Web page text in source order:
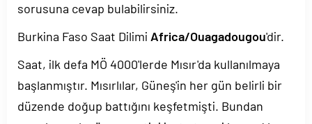
sorusuna cevap bulabilirsiniz.
Burkina Faso Saat Dilimi Africa/Ouagadougou'dir.
Saat, ilk defa MÖ 4000'lerde Mısır'da kullanılmaya
başlanmıştır. Mısırlılar, Güneş'in her gün belirli bir
düzende doğup battığını keşfetmişti. Bundan